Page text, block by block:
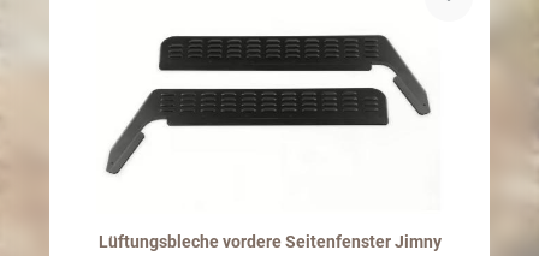
Lüftungsbleche vordere Seitenfenster Jimny